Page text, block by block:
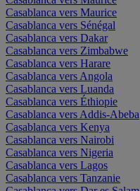
Casablanca vers Maurice
Casablanca vers Sénégal
Casablanca vers Dakar
Casablanca vers Zimbabwe
Casablanca vers Harare
Casablanca vers Angola
Casablanca vers Luanda
Casablanca vers Éthiopie
Casablanca vers Addis-Abeba
Casablanca vers Kenya
Casablanca vers Nairobi
Casablanca vers Nigeria
Casablanca vers Lagos
Casablanca vers Tanzanie